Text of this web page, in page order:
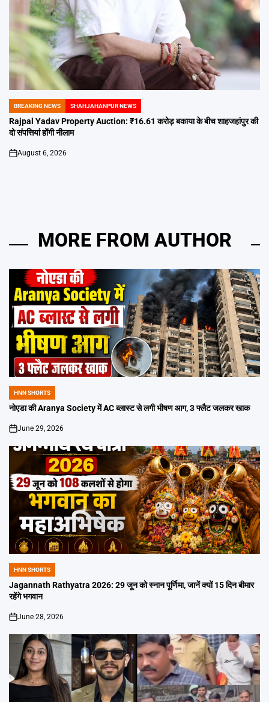
POSTED
IN
BREAKING NEWS SHAHJAHANPUR NEWS
Rajpal Yadav Property Auction: ₹16.61 करोड़ बकाया के बीच शाहजहांपुर की
दो संपत्तियां होंगी नीलाम
on
August 6, 2026
MORE FROM AUTHOR
POSTED
IN
HNN SHORTS
नोएडा की Aranya Society में AC ब्लास्ट से लगी भीषण आग, 3 फ्लैट जलकर खाक
on
June 29, 2026
POSTED
IN
HNN SHORTS
Jagannath Rathyatra 2026: 29 जून को स्नान पूर्णिमा, जानें क्यों 15 दिन बीमार
रहेंगे भगवान
on
June 28, 2026